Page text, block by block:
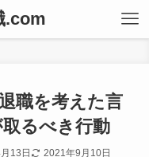
.com
職を考えた言
るべき行動
13日 2021年9月10日